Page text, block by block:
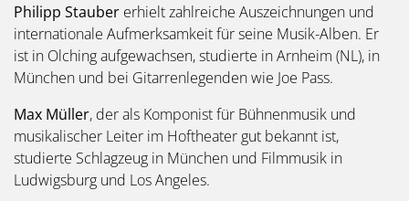
Philipp Stauber erhielt zahlreiche Auszeichnungen und
internationale Aufmerksamkeit für seine Musik-Alben. Er
ist in Olching aufgewachsen, studierte in Arnheim (NL), in
München und bei Gitarrenlegenden wie Joe Pass.
Max Müller, der als Komponist für Bühnenmusik und
musikalischer Leiter im Hoftheater gut bekannt ist,
studierte Schlagzeug in München und Filmmusik in
Ludwigsburg und Los Angeles.